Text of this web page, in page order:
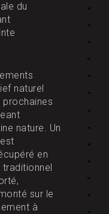
du
naturel
nature. Un
en
sur le
à